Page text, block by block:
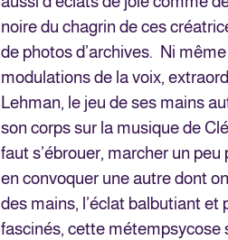
noire du chagrin de ces
de photos d’archives. Ni
modulations de la voix,
Lehman, le jeu de ses mains
son corps sur la musique de
faut s’ébrouer, marcher un
en convoquer une autre dont
des mains, l’éclat balbutiant et
fascinés, cette métempsycose